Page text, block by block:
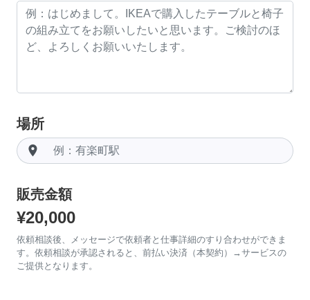
場所
room
販売金額
¥20,000
依頼相談後、メッセージで依頼者と仕事詳細のすり合わせができま
す。依頼相談が承認されると、前払い決済（本契約）→サービスの
ご提供となります。